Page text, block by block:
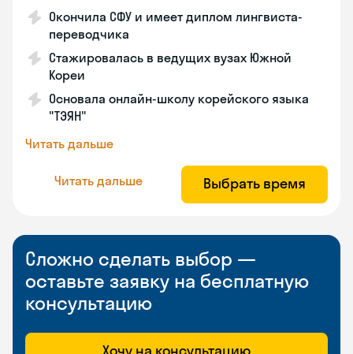
Окончила СФУ и имеет диплом лингвиста-
переводчика
Стажировалась в ведущих вузах Южной
Кореи
Основала онлайн-школу корейского языка
"ТЭЯН"
Читать дальше
Читать дальше Выбрать время
Сложно сделать выбор —
оставьте заявку на бесплатную
консультацию